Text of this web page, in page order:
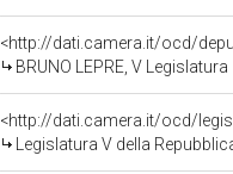
<http://dati.camera.it/ocd/
BRUNO LEPRE, V
<http://dati.camera.it/ocd/
Legislatura V della